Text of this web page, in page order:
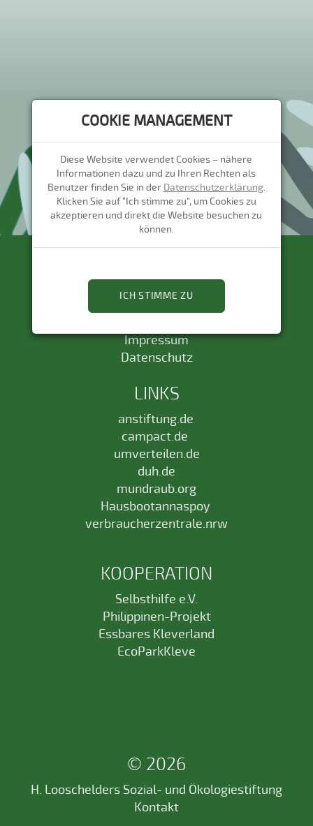
RECHTLICHES
Impressum
Datenschutz
LINKS
anstiftung.de
campact.de
umverteilen.de
duh.de
mundraub.org
Hausbootannaspoy
verbraucherzentrale.nrw
KOOPERATION
Selbsthilfe e.V.
Philippinen-Projekt
Essbares Kleverland
EcoParkKleve
© 2026
H. Looschelders Sozial- und Ökologiestiftung
Kontakt
COOKIE MANAGEMENT
Diese Website verwendet Cookies – nähere
Informationen dazu und zu Ihren Rechten als
Benutzer finden Sie in der Datenschutzerklärung.
Klicken Sie auf "Ich stimme zu", um Cookies zu
akzeptieren und direkt die Website besuchen zu
können.
ICH STIMME ZU